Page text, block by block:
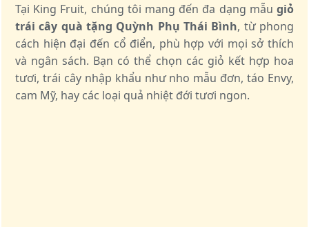
Tại King Fruit, chúng tôi mang đến đa dạng mẫu giỏ
trái cây quà tặng Quỳnh Phụ Thái Bình, từ phong
cách hiện đại đến cổ điển, phù hợp với mọi sở thích
và ngân sách. Bạn có thể chọn các giỏ kết hợp hoa
tươi, trái cây nhập khẩu như nho mẫu đơn, táo Envy,
cam Mỹ, hay các loại quả nhiệt đới tươi ngon.